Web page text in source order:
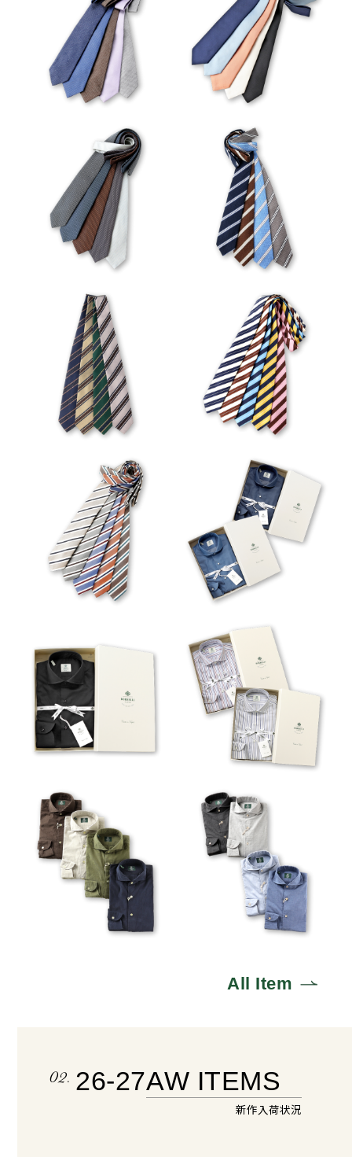
VIEW VIEW
VIEW VIEW
VIEW VIEW
VIEW
FELICE
VIEW
FABIO
VIEW
VESUVIO-EX
VIEW
All Item
02. 26-27AW ITEMS
新作入荷状況